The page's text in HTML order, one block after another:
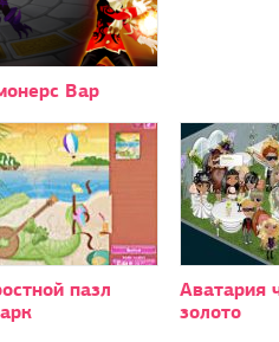
Вар
пазл
Аватария
золото